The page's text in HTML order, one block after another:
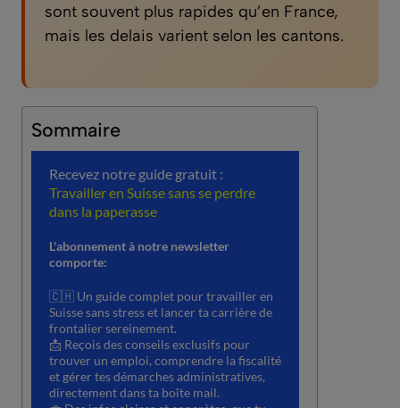
sont souvent plus rapides qu’en France,
mais les delais varient selon les cantons.
Sommaire